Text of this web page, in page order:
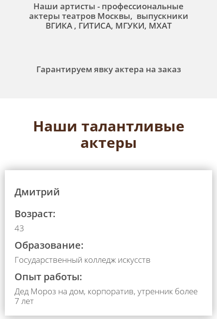
Наши артисты - профессиональные
актеры театров Москвы, выпускники
ВГИКА , ГИТИСА, МГУКИ, МХАТ
Гарантируем явку актера на заказ
Наши талантливые
актеры
Дмитрий
Возраст:
43
Образование:
Государственный колледж искусств
Опыт работы:
Дед Мороз на дом, корпоратив, утренник более
7 лет